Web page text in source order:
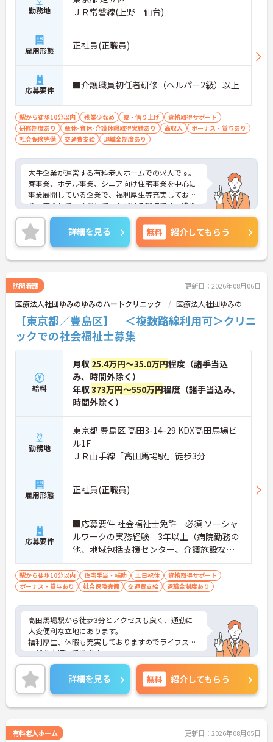
勤務地
ＪＲ常磐線(上野－仙台)
雇用形態 正社員(正職員)
応募要件 ■介護職員初任者研修（ヘルパー2級）以上
駅から徒歩10分以内 残業少なめ 寮・借り上げ
資格取得サポート
研修制度あり
産休･育休･介護休暇取得実績あり 高収入
ボーナス・賞与あり
社会保険完備
交通費支給 退職金制度あり
大手企業が運営する有料老人ホームでの求人です。
寮事業、ホテル事業、シニア向け住宅事業を中心に
事業展開している企業で、福利厚生等充実してお
り、安心して長く働いていただける環境です。残業
もほとんどなく、プライベートも大切にしていただ
けます。
ご興味のある方は面接対策等お伝えいたしますので
お気軽にお問い合わせ下さい。
詳細を見る 無料 紹介してもらう
訪問看護 更新日：2026年08月06日
医療法人社団ゆみのゆみのハートクリニック 医療法人社団ゆみの
【東京都／豊島区】 ＜複数路線利用可＞クリニ
ックでの社会福祉士募集
給料
月収 25.4万円～35.0万円程度（諸手当込
み、時間外除く）
年収373万円～550万円程度（諸手当込み、
時間外除く）
勤務地
東京都 豊島区 高田3-14-29 KDX高田馬場ビ
ル1F
ＪＲ山手線「高田馬場駅」徒歩3分
雇用形態 正社員(正職員)
応募要件
■応募要件 社会福祉士免許 必須 ソーシャ
ルワークの実務経験 3年以上（病院勤務の
他、地域包括支援センター、介護施設な
ど）
駅から徒歩10分以内 住宅手当・補助 土日祝休
資格取得サポート
ボーナス・賞与あり
社会保険完備 交通費支給 退職金制度あり
高田馬場駅から徒歩3分とアクセスも良く、通勤に
大変便利な立地にあります。
福利厚生、休暇も充実しておりますのでライフステ
ージを大切にできます。
ご興味のある方はお気軽にお問い合わせ下さいま
せ。
詳細を見る 無料 紹介してもらう
有料老人ホーム 更新日：2026年08月05日